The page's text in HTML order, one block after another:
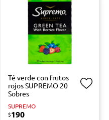
Té verde con frutos
rojos SUPREMO 20
Sobres
SUPREMO
$190